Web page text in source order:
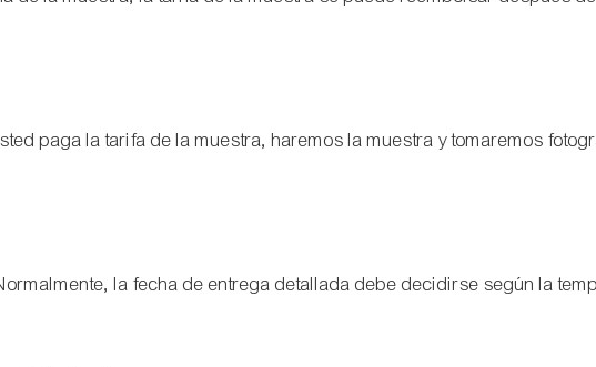
paga la tarifa de la muestra, haremos la muestra y tomaremos
la fecha de entrega detallada debe decidirse según la